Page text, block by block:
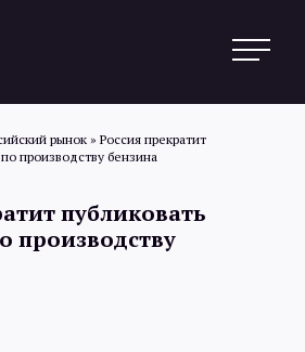
рынок » Россия прекратит
производству бензина
публиковать
производству